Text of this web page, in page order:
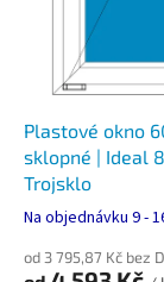
Plastové okno
sklopné | Ideal
Trojsklo
Na objednávku 9 -
od 3 795,87 Kč bez